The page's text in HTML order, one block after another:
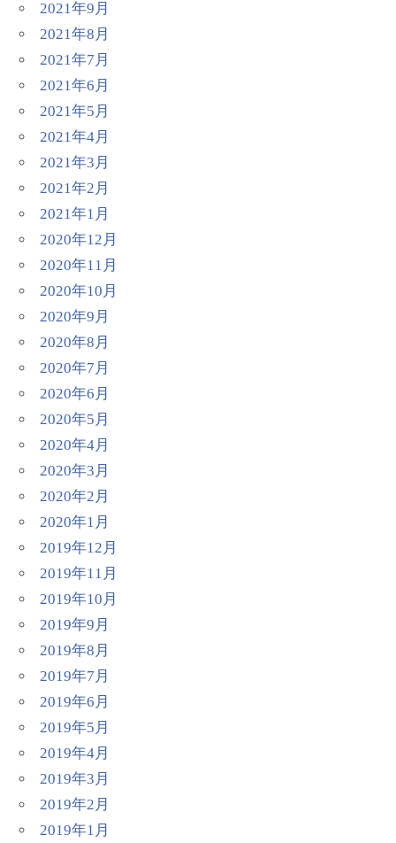
2021年9月
2021年8月
2021年7月
2021年6月
2021年5月
2021年4月
2021年3月
2021年2月
2021年1月
2020年12月
2020年11月
2020年10月
2020年9月
2020年8月
2020年7月
2020年6月
2020年5月
2020年4月
2020年3月
2020年2月
2020年1月
2019年12月
2019年11月
2019年10月
2019年9月
2019年8月
2019年7月
2019年6月
2019年5月
2019年4月
2019年3月
2019年2月
2019年1月